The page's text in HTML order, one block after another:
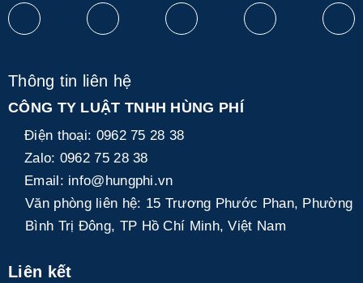
Thông tin liên hệ
CÔNG TY LUẬT TNHH HÙNG PHÍ
Điện thoại: 0962 75 28 38
Zalo: 0962 75 28 38
Email: info@hungphi.vn
Văn phòng liên hệ: 15 Trương Phước Phan, Phường
Bình Trị Đông, TP Hồ Chí Minh, Việt Nam
Liên kết